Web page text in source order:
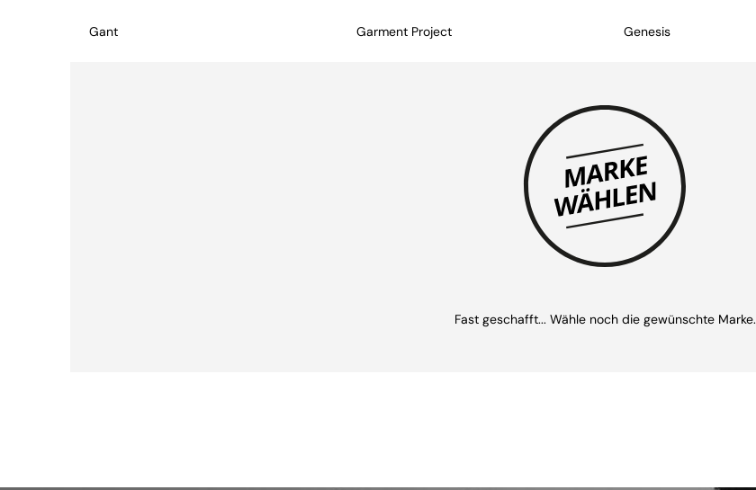
Gant Garment Project Genesis
Fast geschafft... Wähle noch die gewünschte Marke.